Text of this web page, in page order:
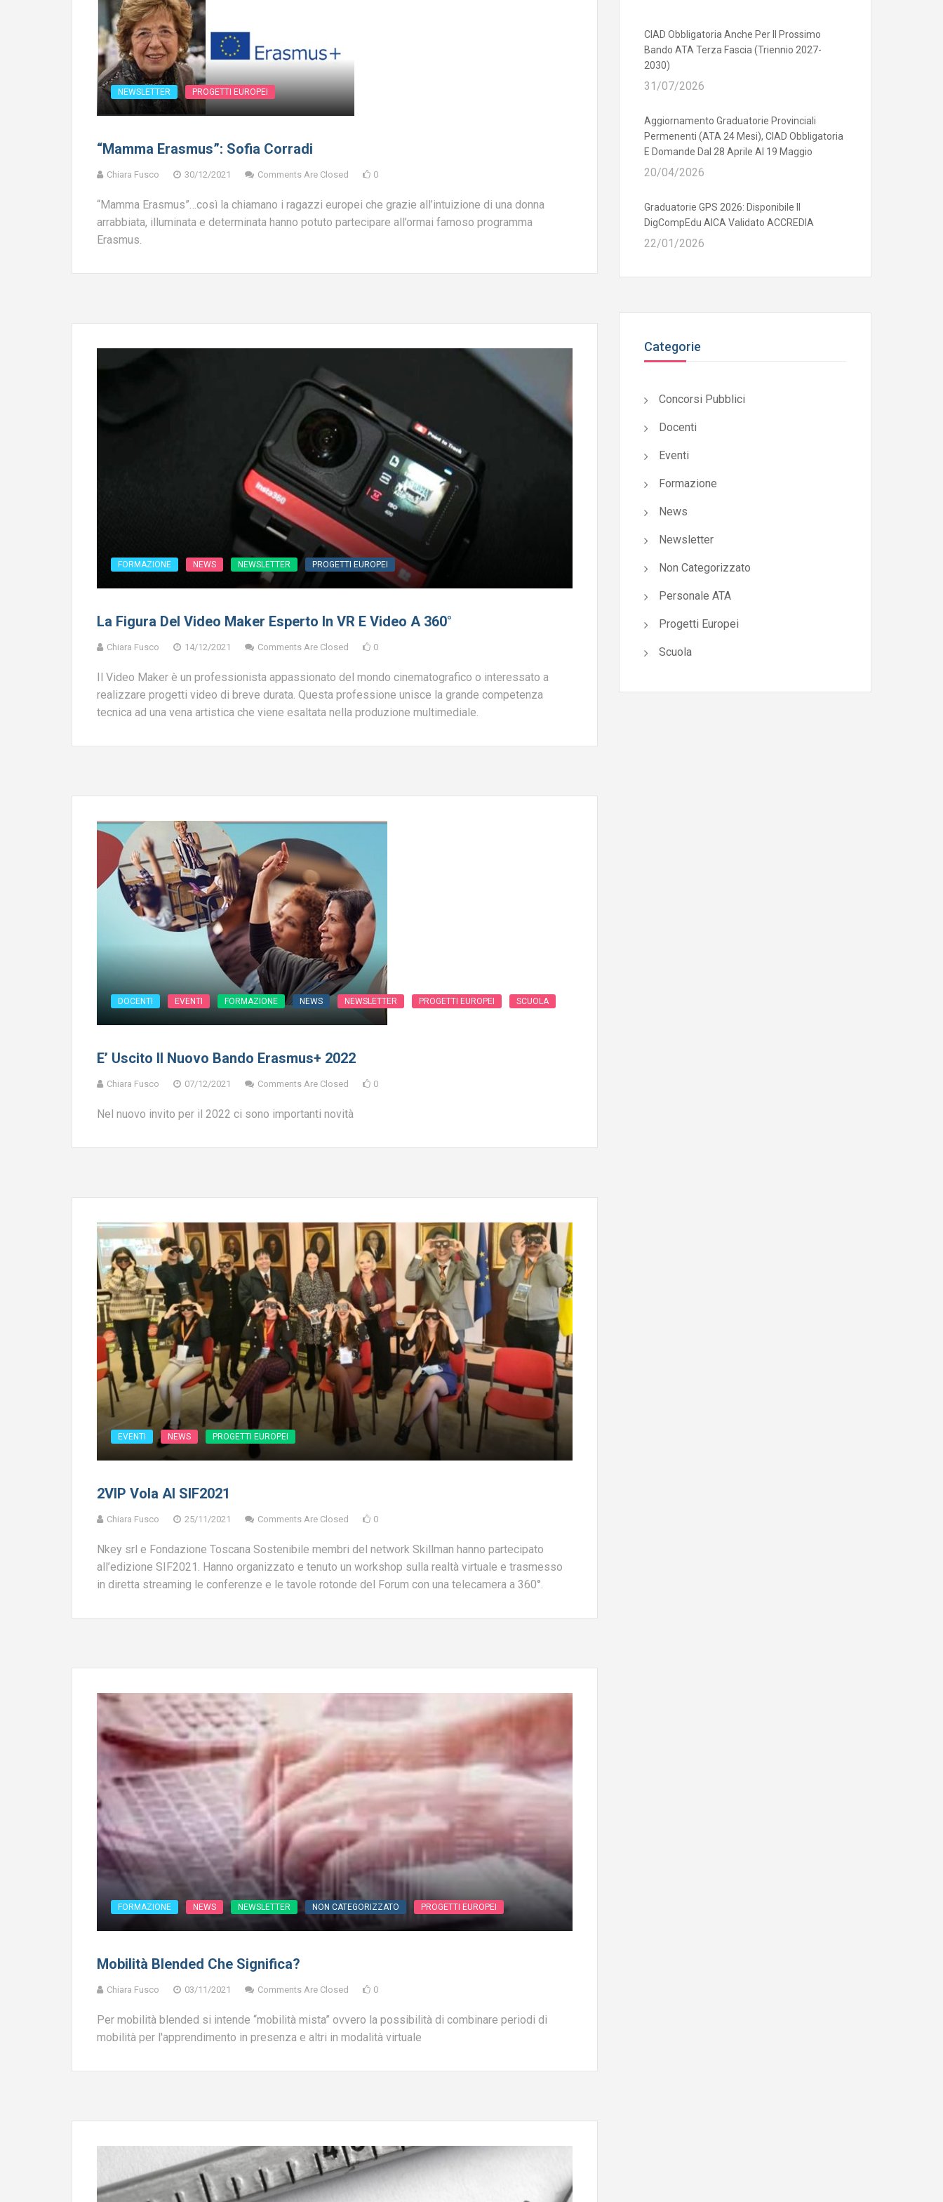
NEWSLETTER PROGETTI EUROPEI
“Mamma Erasmus”: Sofia Corradi
Chiara Fusco 30/12/2021 Comments Are Closed 0
“Mamma Erasmus”…così la chiamano i ragazzi europei che grazie all’intuizione di una donna
arrabbiata, illuminata e determinata hanno potuto partecipare all’ormai famoso programma
Erasmus.
FORMAZIONE NEWS NEWSLETTER PROGETTI EUROPEI
La Figura Del Video Maker Esperto In VR E Video A 360°
Chiara Fusco 14/12/2021 Comments Are Closed 0
Il Video Maker è un professionista appassionato del mondo cinematografico o interessato a
realizzare progetti video di breve durata. Questa professione unisce la grande competenza
tecnica ad una vena artistica che viene esaltata nella produzione multimediale.
DOCENTI EVENTI FORMAZIONE NEWS NEWSLETTER PROGETTI EUROPEI SCUOLA
E’ Uscito Il Nuovo Bando Erasmus+ 2022
Chiara Fusco 07/12/2021 Comments Are Closed 0
Nel nuovo invito per il 2022 ci sono importanti novità
EVENTI NEWS PROGETTI EUROPEI
2VIP Vola Al SIF2021
Chiara Fusco 25/11/2021 Comments Are Closed 0
Nkey srl e Fondazione Toscana Sostenibile membri del network Skillman hanno partecipato
all’edizione SIF2021. Hanno organizzato e tenuto un workshop sulla realtà virtuale e trasmesso
in diretta streaming le conferenze e le tavole rotonde del Forum con una telecamera a 360°.
FORMAZIONE NEWS NEWSLETTER NON CATEGORIZZATO PROGETTI EUROPEI
Mobilità Blended Che Significa?
Chiara Fusco 03/11/2021 Comments Are Closed 0
Per mobilità blended si intende “mobilità mista” ovvero la possibilità di combinare periodi di
mobilità per l'apprendimento in presenza e altri in modalità virtuale
CIAD Obbligatoria Anche Per Il Prossimo
Bando ATA Terza Fascia (triennio 2027-
2030)
31/07/2026
Aggiornamento Graduatorie Provinciali
Permenenti (ATA 24 Mesi), CIAD Obbligatoria
E Domande Dal 28 Aprile Al 19 Maggio
20/04/2026
Graduatorie GPS 2026: Disponibile Il
DigCompEdu AICA Validato ACCREDIA
22/01/2026
Categorie
Concorsi Pubblici
Docenti
Eventi
Formazione
News
Newsletter
Non Categorizzato
Personale ATA
Progetti Europei
Scuola